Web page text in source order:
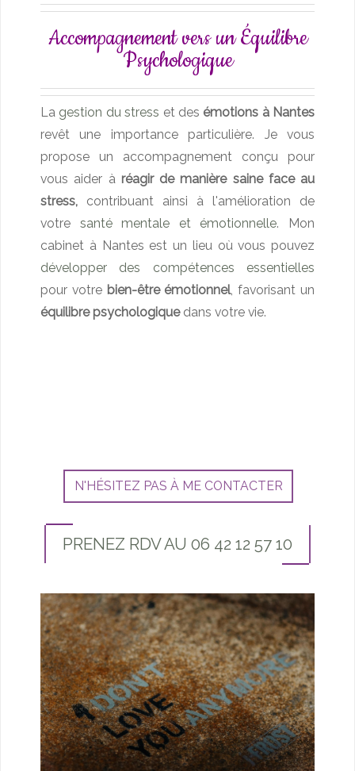
Accompagnement vers un Équilibre
Psychologique
La gestion du stress et des émotions à Nantes
revêt une importance particulière. Je vous
propose un accompagnement conçu pour
vous aider à réagir de manière saine face au
stress, contribuant ainsi à l'amélioration de
votre santé mentale et émotionnelle. Mon
cabinet à Nantes est un lieu où vous pouvez
développer des compétences essentielles
pour votre bien-être émotionnel, favorisant un
équilibre psychologiquedans votre vie.
N'HÉSITEZ PAS À ME CONTACTER
PRENEZ RDV AU 06 42 12 57 10